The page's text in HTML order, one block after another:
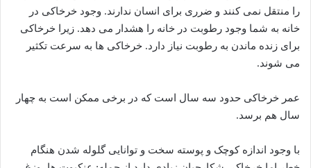
را منتقل نمی کنند و ضرری برای انسان ندارند. وجود خرخاکی در
خانه به شما وجود رطوبت در خانه را هشدار می دهد. زیرا خرخاکی
برای زنده ماندن به رطوبت نیاز دارد. خرخاکی ها به سرعت تکثیر
می شوند.
عمر خرخاکی حدود سه سال است که در برخی ممکن است به چهار
سال هم برسد.
با وجود اندازه کوچک و پوسته سخت و توانایی گلوله شدن هنگام